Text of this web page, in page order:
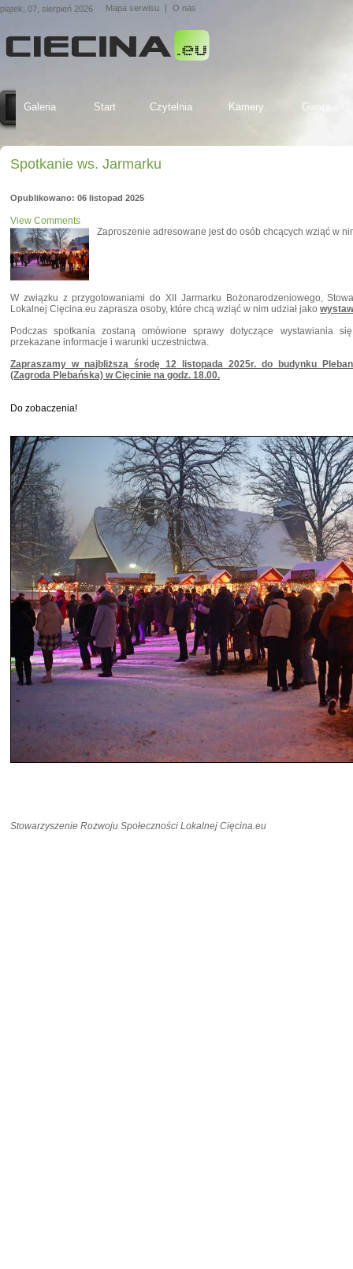
piątek, 07, sierpień 2026 Mapa serwisu O nas
Galeria Start Czytelnia Kamery Gwara
Spotkanie ws. Jarmarku
Opublikowano: 06 listopad 2025
View Comments
Zaproszenie adresowane jest do osób chcących wziąć w
W związku z przygotowaniami do XII Jarmarku Bożonarodzeniowego,
Lokalnej Cięcina.eu zaprasza osoby, które chcą wziąć w nim udział jako
Podczas spotkania zostaną omówione sprawy dotyczące wystawiania
przekazane informacje i warunki uczestnictwa.
Zapraszamy w najbliższą środę 12 listopada 2025r. do budynku
(Zagroda Plebańska) w Cięcinie na godz. 18.00.
Do zobaczenia!
Stowarzyszenie Rozwoju Społeczności Lokalnej Cięcina.eu